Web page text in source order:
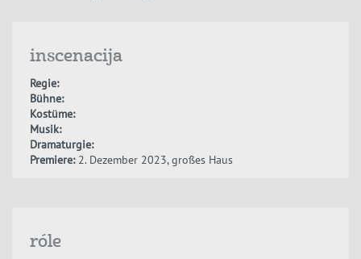
inscenacija
Regie:
Bühne:
Kostüme:
Musik:
Dramaturgie:
Premiere:2. Dezember 2023, großes Haus
róle